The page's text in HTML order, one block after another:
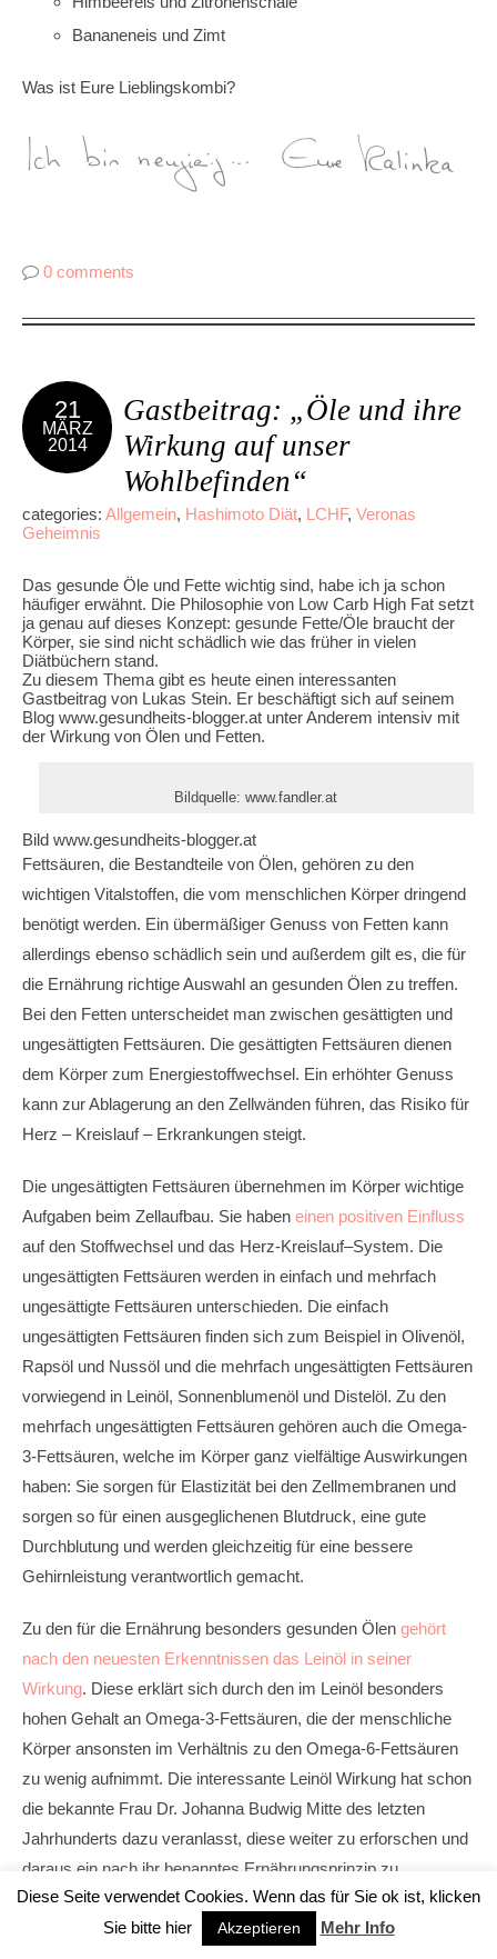
Bananeneis und Zimt
Was ist Eure Lieblingskombi?
0 comments
21
MÄRZ
2014
Gastbeitrag: „Öle und ihre
Wirkung auf unser
Wohlbefinden“
categories: Allgemein, Hashimoto Diät, LCHF, Veronas
Geheimnis
Das gesunde Öle und Fette wichtig sind, habe ich ja schon
häufiger erwähnt. Die Philosophie von Low Carb High Fat setzt
ja genau auf dieses Konzept: gesunde Fette/Öle braucht der
Körper, sie sind nicht schädlich wie das früher in vielen
Diätbüchern stand.
Zu diesem Thema gibt es heute einen interessanten
Gastbeitrag von Lukas Stein. Er beschäftigt sich auf seinem
Blog www.gesundheits-blogger.at unter Anderem intensiv mit
der Wirkung von Ölen und Fetten.
Bildquelle: www.fandler.at
Bild www.gesundheits-blogger.at
Fettsäuren, die Bestandteile von Ölen, gehören zu den
wichtigen Vitalstoffen, die vom menschlichen Körper dringend
benötigt werden. Ein übermäßiger Genuss von Fetten kann
allerdings ebenso schädlich sein und außerdem gilt es, die für
die Ernährung richtige Auswahl an gesunden Ölen zu treffen.
Bei den Fetten unterscheidet man zwischen gesättigten und
ungesättigten Fettsäuren. Die gesättigten Fettsäuren dienen
dem Körper zum Energiestoffwechsel. Ein erhöhter Genuss
kann zur Ablagerung an den Zellwänden führen, das Risiko für
Herz – Kreislauf – Erkrankungen steigt.
Die ungesättigten Fettsäuren übernehmen im Körper wichtige
Aufgaben beim Zellaufbau. Sie haben einen positiven Einfluss
auf den Stoffwechsel und das Herz-Kreislauf–System. Die
ungesättigten Fettsäuren werden in einfach und mehrfach
ungesättigte Fettsäuren unterschieden. Die einfach
ungesättigten Fettsäuren finden sich zum Beispiel in Olivenöl,
Rapsöl und Nussöl und die mehrfach ungesättigten Fettsäuren
vorwiegend in Leinöl, Sonnenblumenöl und Distelöl. Zu den
mehrfach ungesättigten Fettsäuren gehören auch die Omega-
3-Fettsäuren, welche im Körper ganz vielfältige Auswirkungen
haben: Sie sorgen für Elastizität bei den Zellmembranen und
sorgen so für einen ausgeglichenen Blutdruck, eine gute
Durchblutung und werden gleichzeitig für eine bessere
Gehirnleistung verantwortlich gemacht.
Zu den für die Ernährung besonders gesunden Ölen gehört
nach den neuesten Erkenntnissen das Leinöl in seiner
Wirkung. Diese erklärt sich durch den im Leinöl besonders
hohen Gehalt an Omega-3-Fettsäuren, die der menschliche
Körper ansonsten im Verhältnis zu den Omega-6-Fettsäuren
zu wenig aufnimmt. Die interessante Leinöl Wirkung hat schon
die bekannte Frau Dr. Johanna Budwig Mitte des letzten
Jahrhunderts dazu veranlasst, diese weiter zu erforschen und
daraus ein nach ihr benanntes Ernährungsprinzip zu
entwickeln.
Diese Seite verwendet Cookies. Wenn das für Sie ok ist, klicken
Sie bitte hier
Akzeptieren Mehr Info